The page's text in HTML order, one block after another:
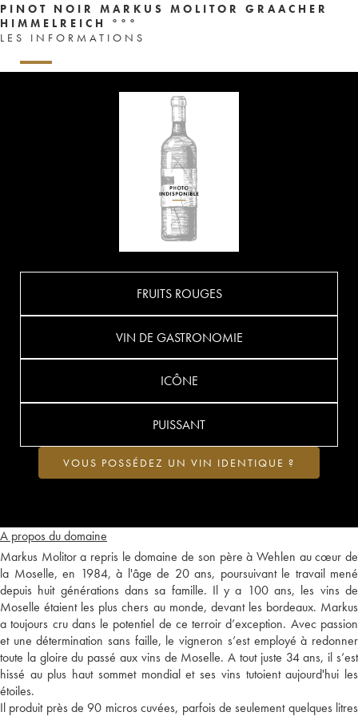
PINOT NOIR MARKUS MOLITOR GRAACHER
HIMMELREICH °°°
LES INFORMATIONS
A propos du domaine
Markus Molitor a repris le domaine de son père à Wehlen au cœur de
la Moselle, en 1984, à l'âge de 20 ans, poursuivant le travail mené
depuis huit générations dans sa famille. Il y a 100 ans, les vins de
Moselle étaient les plus chers au monde, devant les bordeaux. Markus
a toujours cru dans le potentiel de ce terroir d’exception. Avec passion
et une détermination sans faille, le vigneron s’est employé à redonner
toute la gloire du passé aux vins de Moselle. A tout juste 34 ans, il s’est
hissé au plus haut sommet mondial et ses vins tutoient aujourd'hui les
étoiles.
Il produit près de 90 micros cuvées, parfois de seulement quelques litres
FRUITS ROUGES
VIN DE GASTRONOMIE
ICÔNE
PUISSANT
VOUS POSSÉDEZ UN VIN IDENTIQUE ?